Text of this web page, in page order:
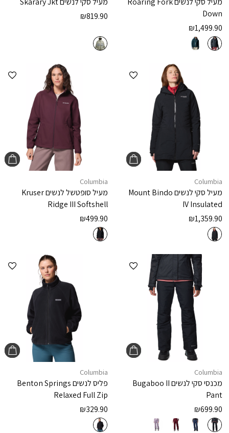
Down
₪1,499.90
₪819.90
הוספה למועדפים
Columbia
מעיל סקי לנשיםMount Bindo
IV Insulated
₪1,359.90
Columbia
מעיל סופטשל לנשיםKruser
Ridge III Softshell
₪499.90
הוספה למועדפים
Columbia
מכנסי סקי לנשיםBugaboo II
Pant
₪699.90
Columbia
פליס לנשיםBenton Springs
Relaxed Full Zip
₪329.90